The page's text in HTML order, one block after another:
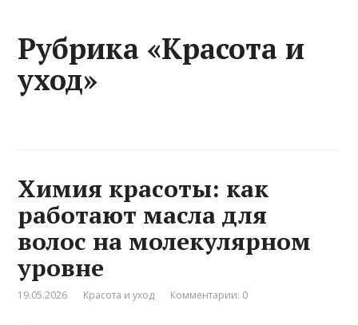
Рубрика «Красота и
уход»
Химия красоты: как
работают масла для
волос на молекулярном
уровне
19.05.2026 Красота и уход Комментарии: 0